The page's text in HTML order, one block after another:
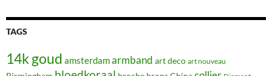
TAGS
14k goud amsterdamarmband art deco art nouveau